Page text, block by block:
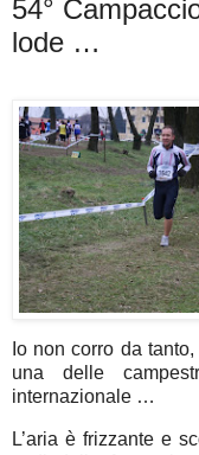
54°
lode …
Io non corro da
una delle
internazionale …
L’aria è frizzante e